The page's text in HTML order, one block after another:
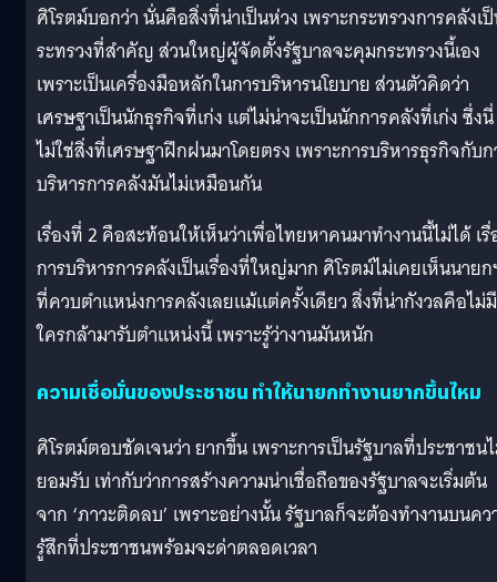
ศิโรตม์บอกว่า นั่นคือสิ่งที่น่าเป็นห่วง เพราะกระทรวงการคลังเ
ระทรวงที่สำคัญ ส่วนใหญ่ผู้จัดตั้งรัฐบาลจะคุมกระทรวงนี้เอง
เพราะเป็นเครื่องมือหลักในการบริหารนโยบาย ส่วนตัวคิดว่า
เศรษฐาเป็นนักธุรกิจที่เก่ง แต่ไม่น่าจะเป็นนักการคลังที่เก่ง ซึ่งนี่
ไม่ใช่สิ่งที่เศรษฐาฝึกฝนมาโดยตรง เพราะการบริหารธุรกิจกับ
บริหารการคลังมันไม่เหมือนกัน
เรื่องที่ 2 คือสะท้อนให้เห็นว่าเพื่อไทยหาคนมาทำงานนี้ไม่ได้ เรื่
การบริหารการคลังเป็นเรื่องที่ใหญ่มาก ศิโรตม์ไม่เคยเห็นนาย
ที่ควบตำแหน่งการคลังเลยแม้แต่ครั้งเดียว สิ่งที่น่ากังวลคือไม่มี
ใครกล้ามารับตำแหน่งนี้ เพราะรู้ว่างานมันหนัก
ความเชื่อมั่นของประชาชน ทำให้นายกทำงานยากขึ้นไหม
ศิโรตม์ตอบชัดเจนว่า ยากขึ้น เพราะการเป็นรัฐบาลที่ประชาชน
ยอมรับ เท่ากับว่าการสร้างความน่าเชื่อถือของรัฐบาลจะเริ่มต้น
จาก ‘ภาวะติดลบ’ เพราะอย่างนั้น รัฐบาลก็จะต้องทำงานบนค
รู้สึกที่ประชาชนพร้อมจะด่าตลอดเวลา